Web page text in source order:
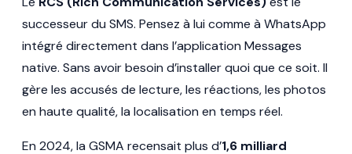
successeur du SMS. Pensez à lui comme à WhatsApp
intégré directement dans l’application Messages
native. Sans avoir besoin d’installer quoi que ce soit. Il
gère les accusés de lecture, les réactions, les photos
en haute qualité, la localisation en temps réel.
En 2024, la GSMA recensait plus d’1,6 milliard